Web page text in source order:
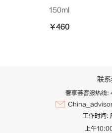
150ml
¥460
联
奢享荟客服热
工作时间:
上午